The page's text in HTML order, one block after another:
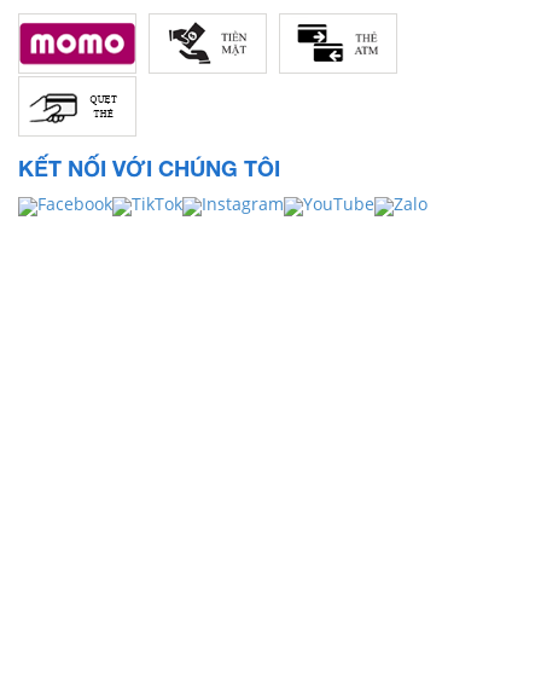
KẾT NỐI VỚI CHÚNG TÔI